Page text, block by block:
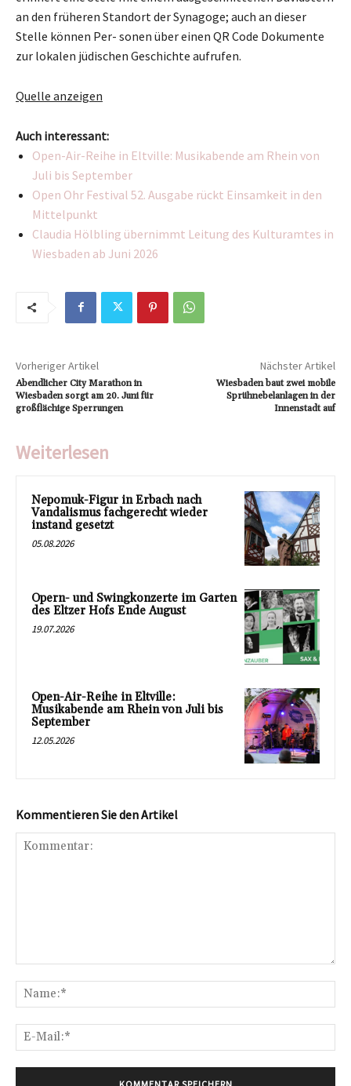
an den früheren Standort der Synagoge; auch an dieser
Stelle können Per- sonen über einen QR Code Dokumente
zur lokalen jüdischen Geschichte aufrufen.
Quelle anzeigen
Auch interessant:
Open-Air-Reihe in Eltville: Musikabende am Rhein von
Juli bis September
Open Ohr Festival 52. Ausgabe rückt Einsamkeit in den
Mittelpunkt
Claudia Hölbling übernimmt Leitung des Kulturamtes in
Wiesbaden ab Juni 2026
Vorheriger Artikel
Abendlicher City Marathon in
Wiesbaden sorgt am 20. Juni für
großflächige Sperrungen
Nächster Artikel
Wiesbaden baut zwei mobile
Sprühnebelanlagen in der
Innenstadt auf
Weiterlesen
Nepomuk-Figur in Erbach nach
Vandalismus fachgerecht wieder
instand gesetzt
05.08.2026
Opern- und Swingkonzerte im Garten
des Eltzer Hofs Ende August
19.07.2026
Open-Air-Reihe in Eltville:
Musikabende am Rhein von Juli bis
September
12.05.2026
Kommentieren Sie den Artikel